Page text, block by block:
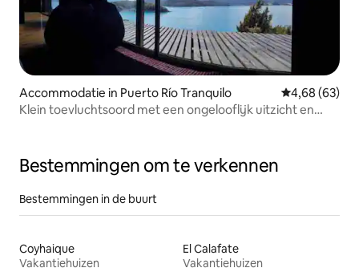
Accommodatie in Puerto Río Tranquilo Gemiddelde
4,68 (63)
Klein toevluchtsoord met een ongelooflijk uitzicht en
Bestemmingen om te verkennen
Bestemmingen in de buurt
Coyhaique
Vakantiehuizen
El Calafate
Vakantiehuizen